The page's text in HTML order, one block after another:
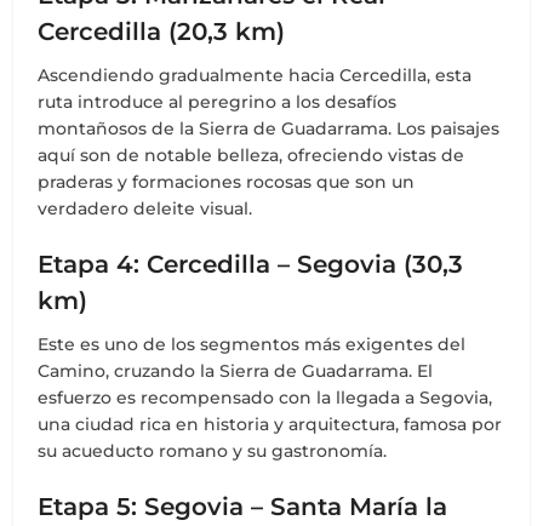
Cercedilla (20,3 km)
Ascendiendo gradualmente hacia Cercedilla, esta
ruta introduce al peregrino a los desafíos
montañosos de la Sierra de Guadarrama. Los paisajes
aquí son de notable belleza, ofreciendo vistas de
praderas y formaciones rocosas que son un
verdadero deleite visual.
Etapa 4: Cercedilla – Segovia (30,3
km)
Este es uno de los segmentos más exigentes del
Camino, cruzando la Sierra de Guadarrama. El
esfuerzo es recompensado con la llegada a Segovia,
una ciudad rica en historia y arquitectura, famosa por
su acueducto romano y su gastronomía.
Etapa 5: Segovia – Santa María la